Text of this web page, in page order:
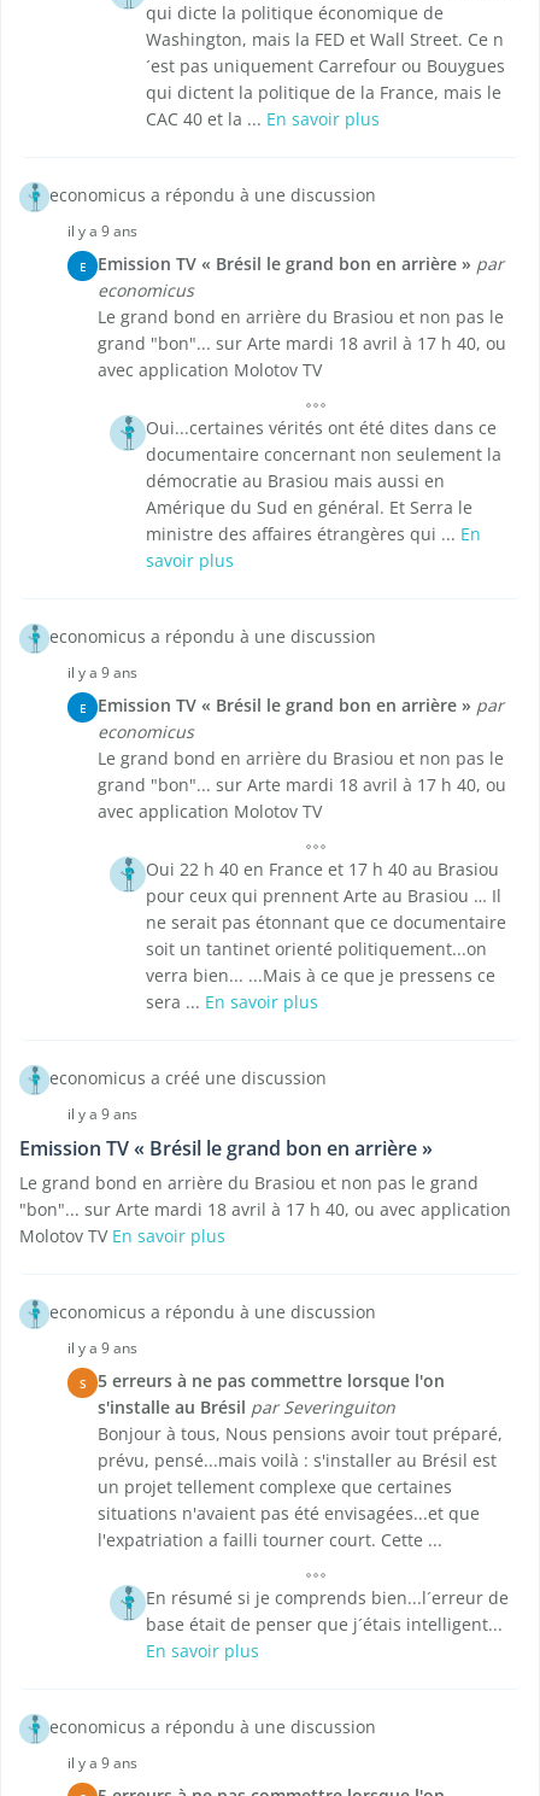
qui dicte la politique économique de
Washington, mais la FED et Wall Street. Ce n
´est pas uniquement Carrefour ou Bouygues
qui dictent la politique de la France, mais le
CAC 40 et la ... En savoir plus
economicus a répondu à une discussion
il y a 9 ans
E Emission TV « Brésil le grand bon en arrière » par
economicus
Le grand bond en arrière du Brasiou et non pas le
grand "bon"... sur Arte mardi 18 avril à 17 h 40, ou
avec application Molotov TV
Oui...certaines vérités ont été dites dans ce
documentaire concernant non seulement la
démocratie au Brasiou mais aussi en
Amérique du Sud en général. Et Serra le
ministre des affaires étrangères qui ... En
savoir plus
economicus a répondu à une discussion
il y a 9 ans
E Emission TV « Brésil le grand bon en arrière » par
economicus
Le grand bond en arrière du Brasiou et non pas le
grand "bon"... sur Arte mardi 18 avril à 17 h 40, ou
avec application Molotov TV
Oui 22 h 40 en France et 17 h 40 au Brasiou
pour ceux qui prennent Arte au Brasiou … Il
ne serait pas étonnant que ce documentaire
soit un tantinet orienté politiquement...on
verra bien... ...Mais à ce que je pressens ce
sera ... En savoir plus
economicus a créé une discussion
il y a 9 ans
Emission TV « Brésil le grand bon en arrière »
Le grand bond en arrière du Brasiou et non pas le grand
"bon"... sur Arte mardi 18 avril à 17 h 40, ou avec application
Molotov TV En savoir plus
economicus a répondu à une discussion
il y a 9 ans
S
5 erreurs à ne pas commettre lorsque l'on
s'installe au Brésil par Severinguiton
Bonjour à tous, Nous pensions avoir tout préparé,
prévu, pensé...mais voilà : s'installer au Brésil est
un projet tellement complexe que certaines
situations n'avaient pas été envisagées...et que
l'expatriation a failli tourner court. Cette ...
En résumé si je comprends bien...l´erreur de
base était de penser que j´étais intelligent...
En savoir plus
economicus a répondu à une discussion
il y a 9 ans